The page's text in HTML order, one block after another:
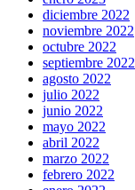
diciembre 2022
noviembre 2022
octubre 2022
septiembre 2022
agosto 2022
julio 2022
junio 2022
mayo 2022
abril 2022
marzo 2022
febrero 2022